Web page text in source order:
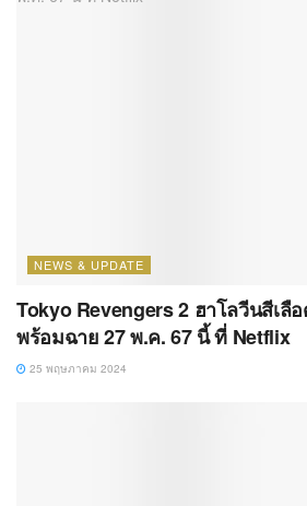
NEWS & UPDATE
Tokyo Revengers 2 ฮาโลวีนสีเ
พร้อมฉาย 27 พ.ค. 67 นี้ ที่ Netflix
25 พฤษภาคม 2024